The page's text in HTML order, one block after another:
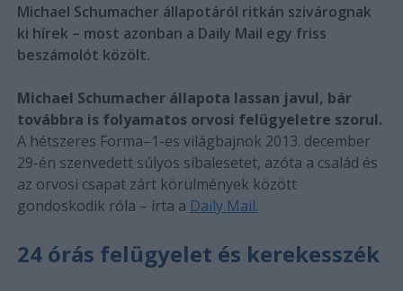
Michael Schumacher állapotáról ritkán szivárognak
ki hírek – most azonban a Daily Mail egy friss
beszámolót közölt.
Michael Schumacher állapota lassan javul, bár
továbbra is folyamatos orvosi felügyeletre szorul.
A hétszeres Forma–1-es világbajnok 2013. december
29-én szenvedett súlyos síbalesetet, azóta a család és
az orvosi csapat zárt körülmények között
gondoskodik róla – írta a Daily Mail.
24 órás felügyelet és kerekesszék